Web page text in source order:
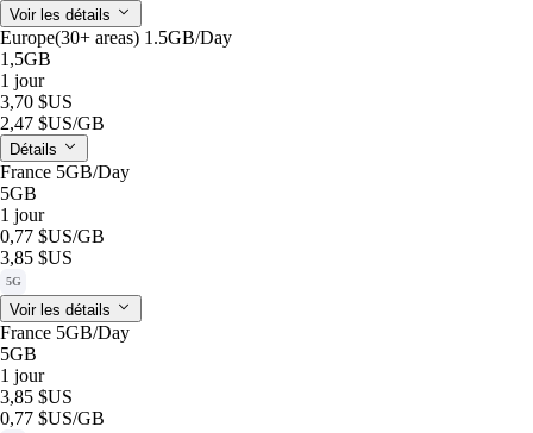
Voir les détails
Europe(30+ areas) 1.5GB/Day
1,5GB
1 jour
3,70 $US
2,47 $US/GB
Détails
France 5GB/Day
5GB
1 jour
0,77 $US/GB
3,85 $US
5G
Voir les détails
France 5GB/Day
5GB
1 jour
3,85 $US
0,77 $US/GB